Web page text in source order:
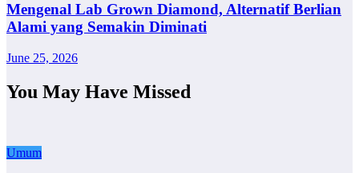
Mengenal Lab Grown Diamond, Alternatif Berlian
Alami yang Semakin Diminati
June 25, 2026
You May Have Missed
Umum